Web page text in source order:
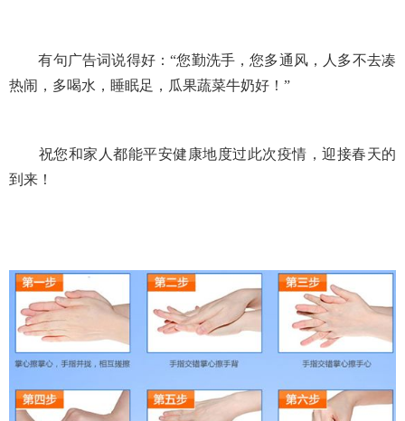
有句广告词说得好：“您勤洗手，您多通风，人多不去凑
热闹，多喝水，睡眠足，瓜果蔬菜牛奶好！”
祝您和家人都能平安健康地度过此次疫情，迎接春天的
到来！